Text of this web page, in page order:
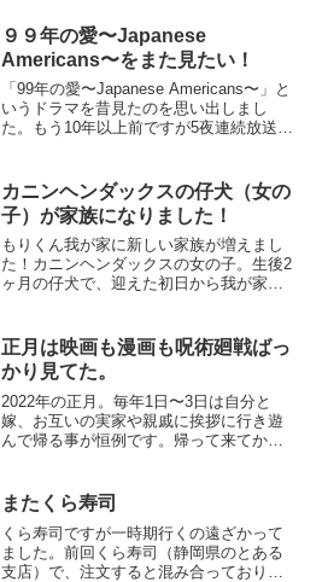
９９年の愛〜Japanese
Americans〜をまた見たい！
「99年の愛〜Japanese Americans〜」と
いうドラマを昔見たのを思い出しまし
た。もう10年以上前ですが5夜連続放送さ
んやイモトアヤコさん等も出ていたと思
い...
カニンヘンダックスの仔犬（女の
子）が家族になりました！
もりくん我が家に新しい家族が増えまし
た！カニンヘンダックスの女の子。生後2
ヶ月の仔犬で、迎えた初日から我が家で
したが、想像以上の可愛さにびっくりで
す。我が家に来た仔犬の...
正月は映画も漫画も呪術廻戦ばっ
かり見てた。
2022年の正月。毎年1日〜3日は自分と
嫁、お互いの実家や親戚に挨拶に行き遊
んで帰る事が恒例です。帰って来てから
でました。かなりハマってます。劇場
版 呪術廻戦0「劇場版...
またくら寿司
くら寿司ですが一時期行くの遠ざかって
ました。前回くら寿司（静岡県のとある
支店）で、注文すると混み合っておりま